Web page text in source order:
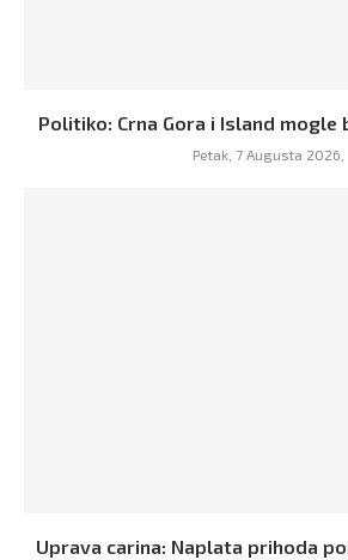
Politiko: Crna Gora i Island mogle
Petak, 7 Augusta 2026,
Uprava carina: Naplata prihoda